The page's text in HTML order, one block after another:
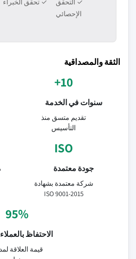
✓ التحقق
الإحصائي
✓ تحقق الخبراء
الثقة والمصداقية
10+
سنوات في الخدمة
تقديم متسق منذ
التأسيس
ISO
جودة معتمدة
شركة معتمدة بشهادة
ISO 9001-2015
95%
الاحتفاظ بالعملاء